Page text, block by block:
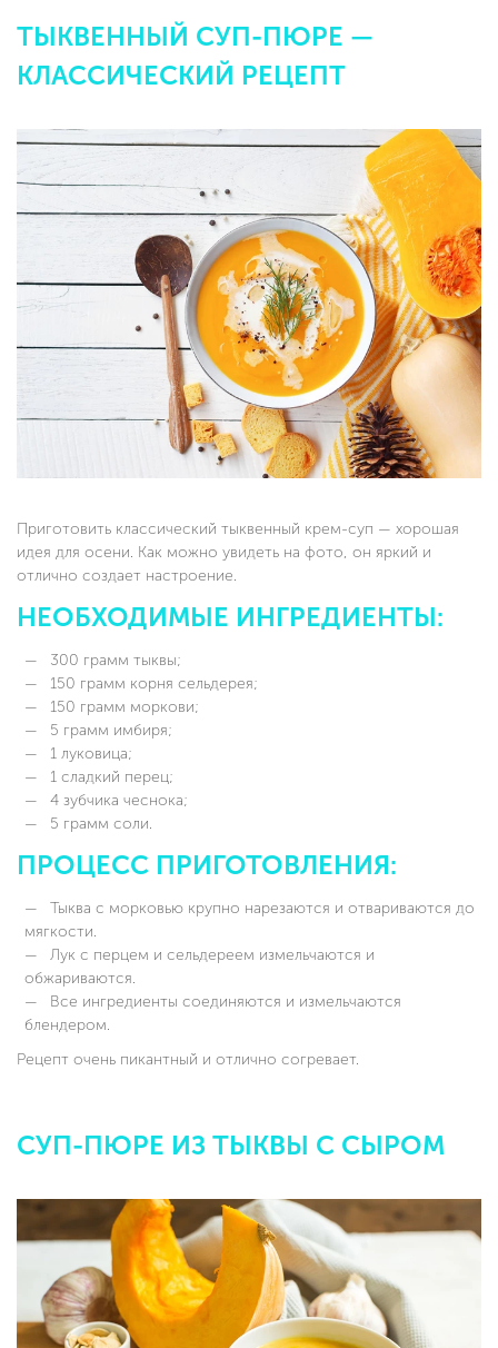
ТЫКВЕННЫЙ СУП-ПЮРЕ —
КЛАССИЧЕСКИЙ РЕЦЕПТ
Приготовить классический тыквенный крем-суп — хорошая
идея для осени. Как можно увидеть на фото, он яркий и
отлично создает настроение.
НЕОБХОДИМЫЕ ИНГРЕДИЕНТЫ:
300 грамм тыквы;
150 грамм корня сельдерея;
150 грамм моркови;
5 грамм имбиря;
1 луковица;
1 сладкий перец;
4 зубчика чеснока;
5 грамм соли.
ПРОЦЕСС ПРИГОТОВЛЕНИЯ:
Тыква с морковью крупно нарезаются и отвариваются до
мягкости.
Лук с перцем и сельдереем измельчаются и
обжариваются.
Все ингредиенты соединяются и измельчаются
блендером.
Рецепт очень пикантный и отлично согревает.
СУП-ПЮРЕ ИЗ ТЫКВЫ С СЫРОМ